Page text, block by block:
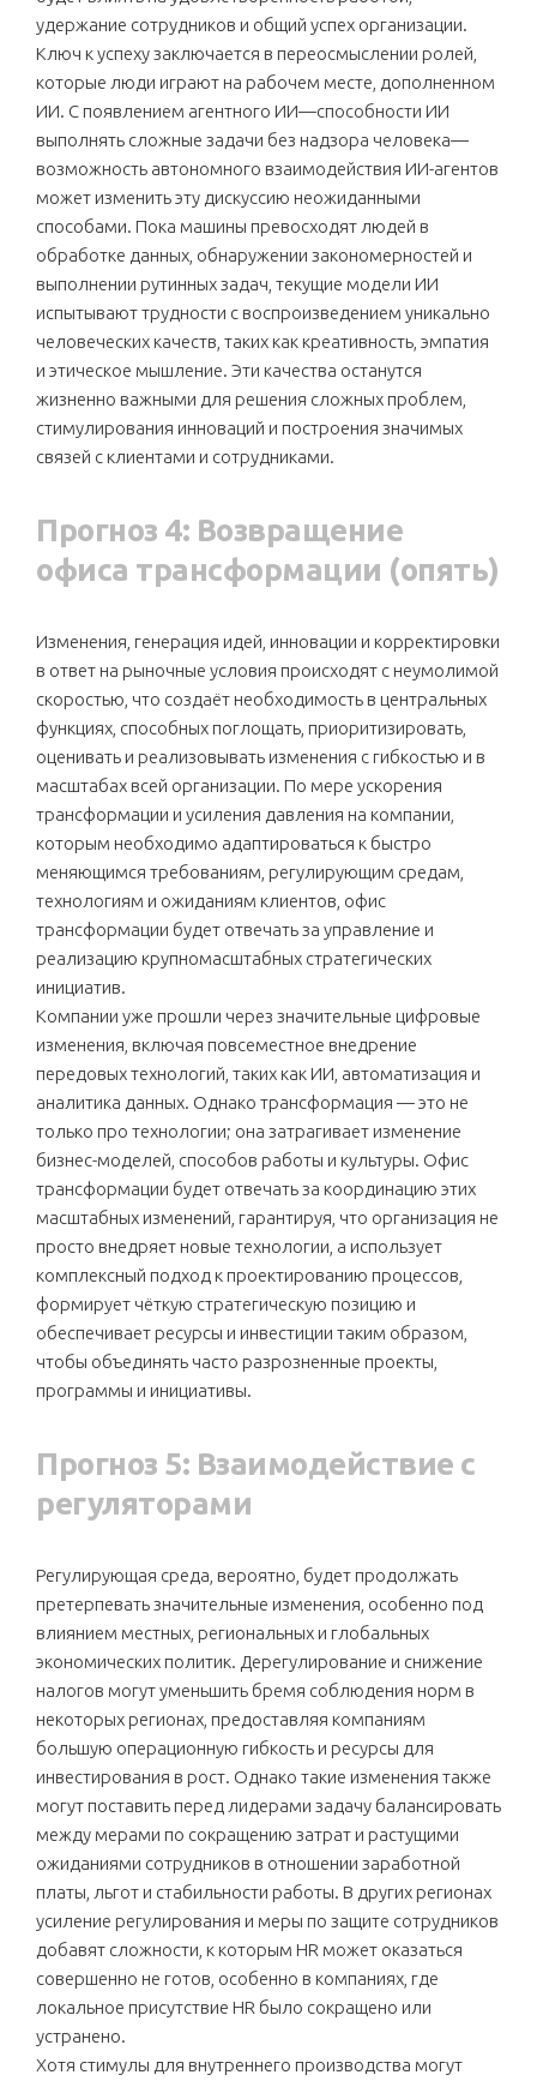
удержание сотрудников и общий успех организации.
Ключ к успеху заключается в переосмыслении ролей,
которые люди играют на рабочем месте, дополненном
ИИ. С появлением агентного ИИ—способности ИИ
выполнять сложные задачи без надзора человека—
возможность автономного взаимодействия ИИ-агентов
может изменить эту дискуссию неожиданными
способами. Пока машины превосходят людей в
обработке данных, обнаружении закономерностей и
выполнении рутинных задач, текущие модели ИИ
испытывают трудности с воспроизведением уникально
человеческих качеств, таких как креативность, эмпатия
и этическое мышление. Эти качества останутся
жизненно важными для решения сложных проблем,
стимулирования инноваций и построения значимых
связей с клиентами и сотрудниками.
Прогноз 4: Возвращение
офиса трансформации (опять)
Изменения, генерация идей, инновации и корректировки
в ответ на рыночные условия происходят с неумолимой
скоростью, что создаёт необходимость в центральных
функциях, способных поглощать, приоритизировать,
оценивать и реализовывать изменения с гибкостью и в
масштабах всей организации. По мере ускорения
трансформации и усиления давления на компании,
которым необходимо адаптироваться к быстро
меняющимся требованиям, регулирующим средам,
технологиям и ожиданиям клиентов, офис
трансформации будет отвечать за управление и
реализацию крупномасштабных стратегических
инициатив.
Компании уже прошли через значительные цифровые
изменения, включая повсеместное внедрение
передовых технологий, таких как ИИ, автоматизация и
аналитика данных. Однако трансформация — это не
только про технологии; она затрагивает изменение
бизнес-моделей, способов работы и культуры. Офис
трансформации будет отвечать за координацию этих
масштабных изменений, гарантируя, что организация не
просто внедряет новые технологии, а использует
комплексный подход к проектированию процессов,
формирует чёткую стратегическую позицию и
обеспечивает ресурсы и инвестиции таким образом,
чтобы объединять часто разрозненные проекты,
программы и инициативы.
Прогноз 5: Взаимодействие с
регуляторами
Регулирующая среда, вероятно, будет продолжать
претерпевать значительные изменения, особенно под
влиянием местных, региональных и глобальных
экономических политик. Дерегулирование и снижение
налогов могут уменьшить бремя соблюдения норм в
некоторых регионах, предоставляя компаниям
большую операционную гибкость и ресурсы для
инвестирования в рост. Однако такие изменения также
могут поставить перед лидерами задачу балансировать
между мерами по сокращению затрат и растущими
ожиданиями сотрудников в отношении заработной
платы, льгот и стабильности работы. В других регионах
усиление регулирования и меры по защите сотрудников
добавят сложности, к которым HR может оказаться
совершенно не готов, особенно в компаниях, где
локальное присутствие HR было сокращено или
устранено.
Хотя стимулы для внутреннего производства могут